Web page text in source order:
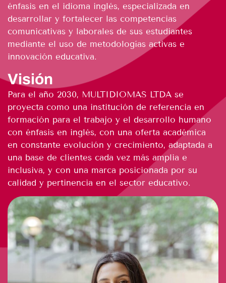
énfasis en el idioma inglés, especializada en
desarrollar y fortalecer las competencias
comunicativas y laborales de sus estudiantes
mediante el uso de metodologías activas e
innovación educativa.
Visión
Para el año 2030, MULTIDIOMAS LTDA se
proyecta como una institución de referencia en
formación para el trabajo y el desarrollo humano
con énfasis en inglés, con una oferta académica
en constante evolución y crecimiento, adaptada a
una base de clientes cada vez más amplia e
inclusiva, y con una marca posicionada por su
calidad y pertinencia en el sector educativo.